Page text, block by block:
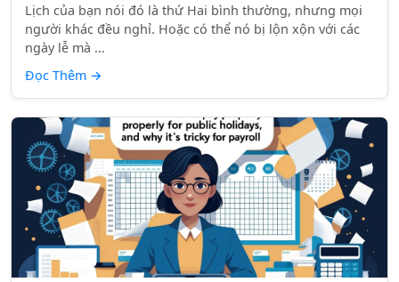
Lịch của bạn nói đó là thứ Hai bình thường, nhưng mọi
người khác đều nghỉ. Hoặc có thể nó bị lộn xộn với các
ngày lễ mà ...
Đọc Thêm →